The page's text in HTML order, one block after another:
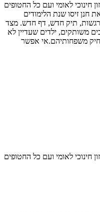
חינוכי לאומי ועם כל החטופים
חנן זיסו שנת הלימודים
תיק חדש, דף חדש. מצד
משותקים, ילדים שעדיין לא
משפחותיהם.אי אפשר
חינוכי לאומי ועם כל החטופים